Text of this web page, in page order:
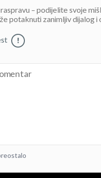
– podijelite svoje
potaknuti zanimljiv dijalog
!